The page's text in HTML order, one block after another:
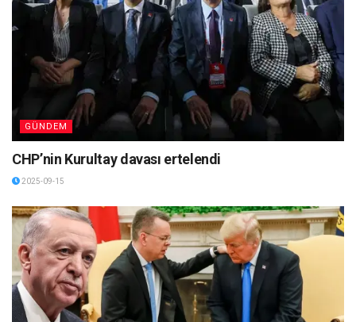
GÜNDEM
CHP’nin Kurultay davası ertelendi
2025-09-15